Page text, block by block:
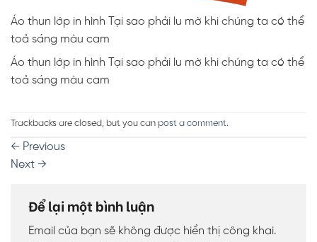
Áo thun lớp in hình Tại sao phải lu mờ khi chúng ta có thể
toả sáng màu cam
Áo thun lớp in hình Tại sao phải lu mờ khi chúng ta có thể
toả sáng màu cam
Trackbacks are closed, but you can post a comment.
← Previous
Next →
Để lại một bình luận
Email của bạn sẽ không được hiển thị công khai.